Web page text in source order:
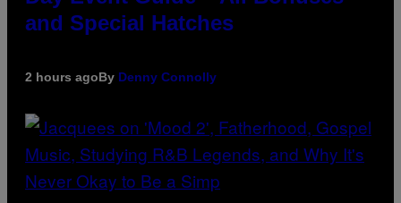
and Special Hatches
2 hours agoBy Denny Connolly